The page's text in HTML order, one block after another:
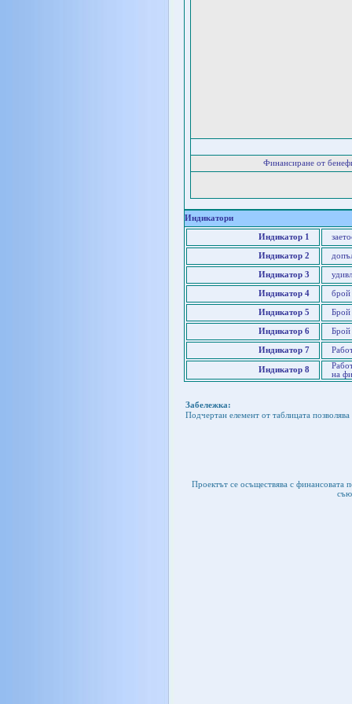
Финансиране от
Индикатори
Индикатор 1
Индикатор 2
Индикатор 3
Индикатор 4 брой
Индикатор 5 Брой
Индикатор 6 Брой
Индикатор 7
Индикатор 8
на
Забележка:
Подчертан елемент от таблицата
Проектът се осъществява с финансовата